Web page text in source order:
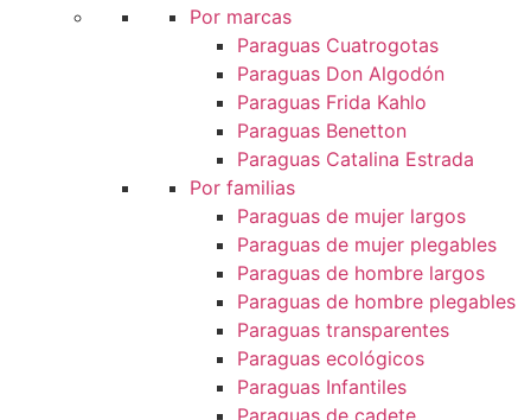
Por marcas
Paraguas Cuatrogotas
Paraguas Don Algodón
Paraguas Frida Kahlo
Paraguas Benetton
Paraguas Catalina Estrada
Por familias
Paraguas de mujer largos
Paraguas de mujer plegables
Paraguas de hombre largos
Paraguas de hombre plegables
Paraguas transparentes
Paraguas ecológicos
Paraguas Infantiles
Paraguas de cadete